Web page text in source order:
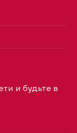
и будьте в